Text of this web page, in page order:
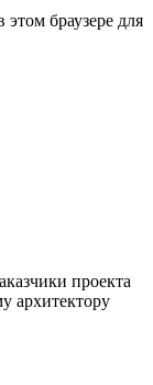
браузере для
проекта
архитектору